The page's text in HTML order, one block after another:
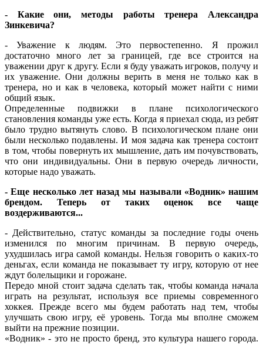
- Какие они, методы работы тренера Александра
Зинкевича?
- Уважение к людям. Это первостепенно. Я прожил
достаточно много лет за границей, где все строится на
уважении друг к другу. Если я буду уважать игроков, получу и
их уважение. Они должны верить в меня не только как в
тренера, но и как в человека, который может найти с ними
общий язык.
Определенные подвижки в плане психологического
становления команды уже есть. Когда я приехал сюда, из ребят
было трудно вытянуть слово. В психологическом плане они
были несколько подавлены. И моя задача как тренера состоит
в том, чтобы повернуть их мышление, дать им почувствовать,
что они индивидуальны. Они в первую очередь личности,
которые надо уважать.
- Еще несколько лет назад мы называли «Водник» нашим
брендом. Теперь от таких оценок все чаще
воздерживаются...
- Действительно, статус команды за последние годы очень
изменился по многим причинам. В первую очередь,
ухудшилась игра самой команды. Нельзя говорить о каких-то
деньгах, если команда не показывает ту игру, которую от нее
ждут болельщики и горожане.
Передо мной стоит задача сделать так, чтобы команда начала
играть на результат, используя все приемы современного
хоккея. Прежде всего мы будем работать над тем, чтобы
улучшать свою игру, её уровень. Тогда мы вполне сможем
выйти на прежние позиции.
«Водник» - это не просто бренд, это культура нашего города.